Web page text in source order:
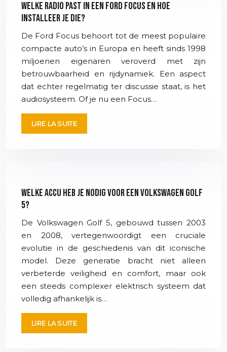
Welke radio past in een Ford Focus en hoe
installeer je die?
De Ford Focus behoort tot de meest populaire
compacte auto’s in Europa en heeft sinds 1998
miljoenen eigenaren veroverd met zijn
betrouwbaarheid en rijdynamiek. Een aspect
dat echter regelmatig ter discussie staat, is het
audiosysteem. Of je nu een Focus…
LIRE LA SUITE
Welke accu heb je nodig voor een Volkswagen Golf
5?
De Volkswagen Golf 5, gebouwd tussen 2003
en 2008, vertegenwoordigt een cruciale
evolutie in de geschiedenis van dit iconische
model. Deze generatie bracht niet alleen
verbeterde veiligheid en comfort, maar ook
een steeds complexer elektrisch systeem dat
volledig afhankelijk is…
LIRE LA SUITE